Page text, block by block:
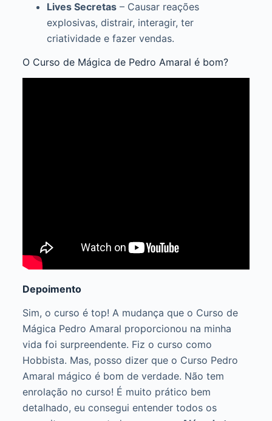
Lives Secretas– Causar reações
explosivas, distrair, interagir, ter
criatividade e fazer vendas.
O Curso de Mágica de Pedro Amaral é bom?
Depoimento
Sim, o curso é top! A mudança que o Curso de
Mágica Pedro Amaral proporcionou na minha
vida foi surpreendente. Fiz o curso como
Hobbista. Mas, posso dizer que o Curso Pedro
Amaral mágico é bom de verdade. Não tem
enrolação no curso! É muito prático bem
detalhado, eu consegui entender todos os